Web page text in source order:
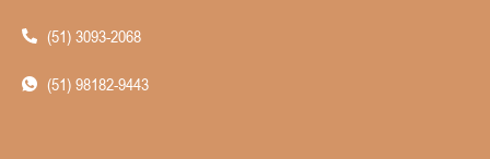
(51) 3093-2068
(51) 98182-9443